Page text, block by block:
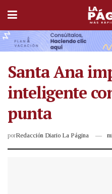
Santa Ana
inteligente
punta
porRedacción Diario La Página